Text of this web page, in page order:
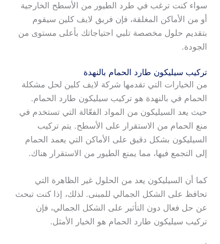
سواء كنت ترغب في طرد الطيور من الأسطح الخارجية
أو من الأماكن المغلقة، فإن فريق لايف كلين سيقوم
بتقديم حلول مخصصة تلبي احتياجاتك بأعلى مستوى من
الجودة.
تركيب سيليكون طارد الحمام بالنهدة
من الخيارات التي تقدمها شركة لايف كلين لحل مشكلة
الحمام في بالنهدة هو تركيب سيليكون طارد الحمام.
حيث يعد السيليكون من المواد الفعّالة التي تستخدم في
منع الحمام من الاستقرار على الأسطح. يتم تركيب
السيليكون بشكل دقيق على الأماكن التي يعمد الحمام
إلى التجمع فيها، مما يمنع الطيور من الاستقرار هناك.
كما أن السيليكون يعد من الحلول غير الظاهرة التي
تحافظ على الشكل الجمالي للمبنى. لذلك، إذا كنت تبحث
عن حل فعال دون التأثير على الشكل الجمالي، فإن
تركيب سيليكون طارد الحمام هو الخيار الأمثل.